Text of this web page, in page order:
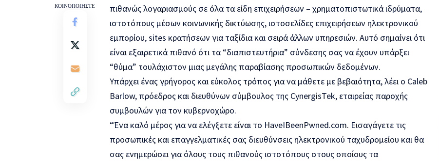
ΚΟΙΝΟΠΟΙΗΣΤΕ
πιθανώς λογαριασμούς σε όλα τα είδη επιχειρήσεων – χρηματοπιστωτικά ιδρύματα,
ιστοτόπους μέσων κοινωνικής δικτύωσης, ιστοσελίδες επιχειρήσεων ηλεκτρονικού
εμπορίου, sites κρατήσεων για ταξίδια και σειρά άλλων υπηρεσιών. Αυτό σημαίνει ότι
είναι εξαιρετικά πιθανό ότι τα “διαπιστευτήρια” σύνδεσης σας να έχουν υπάρξει
“θύμα” τουλάχιστον μιας μεγάλης παραβίασης προσωπικών δεδομένων.
Υπάρχει ένας γρήγορος και εύκολος τρόπος για να μάθετε με βεβαιότητα, λέει ο Caleb
Barlow, πρόεδρος και διευθύνων σύμβουλος της CynergisTek, εταιρείας παροχής
συμβουλών για τον κυβερνοχώρο.
“Ένα καλό μέρος για να ελέγξετε είναι το HaveIBeenPwned.com. Εισαγάγετε τις
προσωπικές και επαγγελματικές σας διευθύνσεις ηλεκτρονικού ταχυδρομείου και θα
σας ενημερώσει για όλους τους πιθανούς ιστοτόπους στους οποίους τα